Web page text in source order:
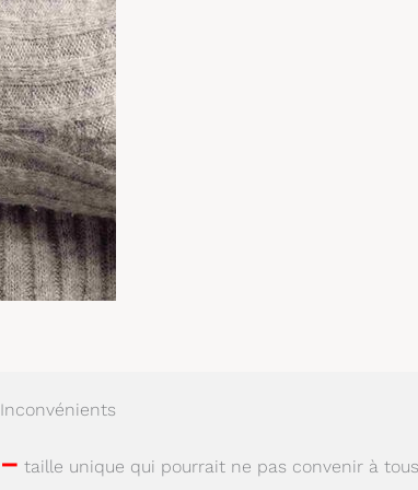
Inconvénients
– taille unique qui pourrait ne pas convenir à